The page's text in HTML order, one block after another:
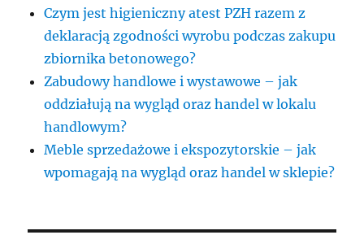
Czym jest higieniczny atest PZH razem z
deklaracją zgodności wyrobu podczas zakupu
zbiornika betonowego?
Zabudowy handlowe i wystawowe – jak
oddziałują na wygląd oraz handel w lokalu
handlowym?
Meble sprzedażowe i ekspozytorskie – jak
wpomagają na wygląd oraz handel w sklepie?